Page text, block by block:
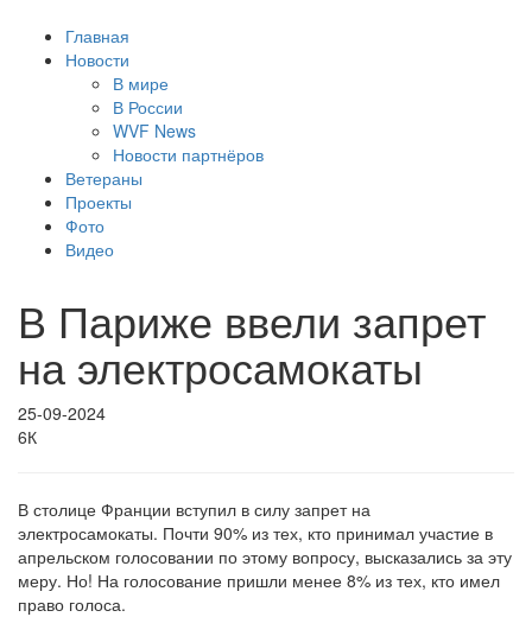
Главная
Новости
В мире
В России
WVF News
Новости партнёров
Ветераны
Проекты
Фото
Видео
В Париже ввели запрет
на электросамокаты
25-09-2024
6К
В столице Франции вступил в силу запрет на
электросамокаты. Почти 90% из тех, кто принимал участие в
апрельском голосовании по этому вопросу, высказались за эту
меру. Но! На голосование пришли менее 8% из тех, кто имел
право голоса.